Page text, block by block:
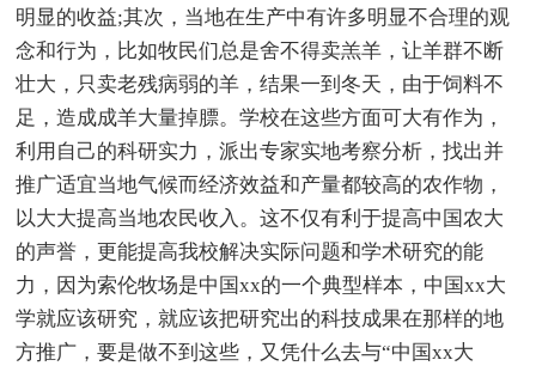
明显的收益;其次，当地在生产中有许多明显不合理的观
念和行为，比如牧民们总是舍不得卖羔羊，让羊群不断
壮大，只卖老残病弱的羊，结果一到冬天，由于饲料不
足，造成成羊大量掉膘。学校在这些方面可大有作为，
利用自己的科研实力，派出专家实地考察分析，找出并
推广适宜当地气候而经济效益和产量都较高的农作物，
以大大提高当地农民收入。这不仅有利于提高中国农大
的声誉，更能提高我校解决实际问题和学术研究的能
力，因为索伦牧场是中国xx的一个典型样本，中国xx大
学就应该研究，就应该把研究出的科技成果在那样的地
方推广，要是做不到这些，又凭什么去与“中国xx大